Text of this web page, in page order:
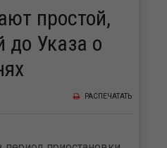
простой,
до Указа о
РАСПЕЧАТАТЬ